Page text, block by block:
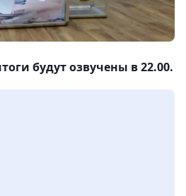
будут озвучены в 22.00.